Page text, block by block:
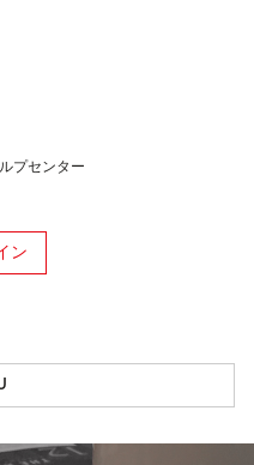
プセンター
ン